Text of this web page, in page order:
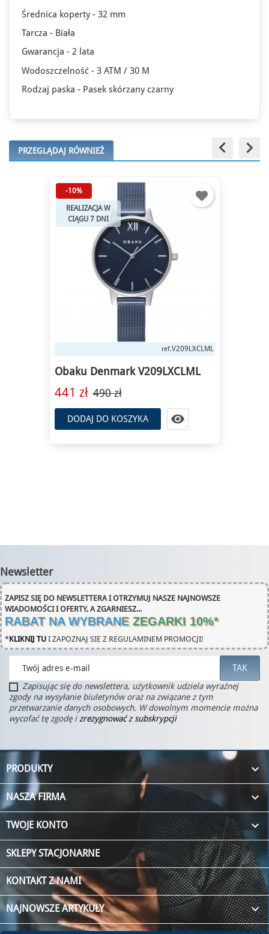
Średnica koperty - 32 mm
Tarcza - Biała
Gwarancja - 2 lata
Wodoszczelność - 3 ATM / 30 M
Rodzaj paska - Pasek skórzany czarny
PRZEGLĄDAJ RÓWNIEŻ keyboard_arrow_left
-10%
REALIZACJA W
CIĄGU 7 DNI
ref.V209LXCLML
Obaku Denmark V209LXCLML
441 zł 490 zł
DODAJ DO KOSZYKA 
keyboard_arrow_right
Newsletter
ZAPISZ SIĘ DO NEWSLETTERA I OTRZYMUJ NASZE NAJNOWSZE
WIADOMOŚCI I OFERTY, A ZGARNIESZ...
RABAT NA WYBRANE ZEGARKI 10%*
*KLIKNIJ TU I ZAPOZNAJ SIE Z REGULAMINEM PROMOCJI!
Zapisując się do newslettera, użytkownik udziela wyraźnej
zgody na wysyłanie biuletynów oraz na związane z tym
przetwarzanie danych osobowych. W dowolnym momencie można
wycofać tę zgodę i zrezygnować z subskrypcji
PRODUKTY 
NASZA FIRMA 
TWOJE KONTO 
SKLEPY STACJONARNE
KONTAKT Z NAMI
NAJNOWSZE ARTYKUŁY keyboard_arrow_down